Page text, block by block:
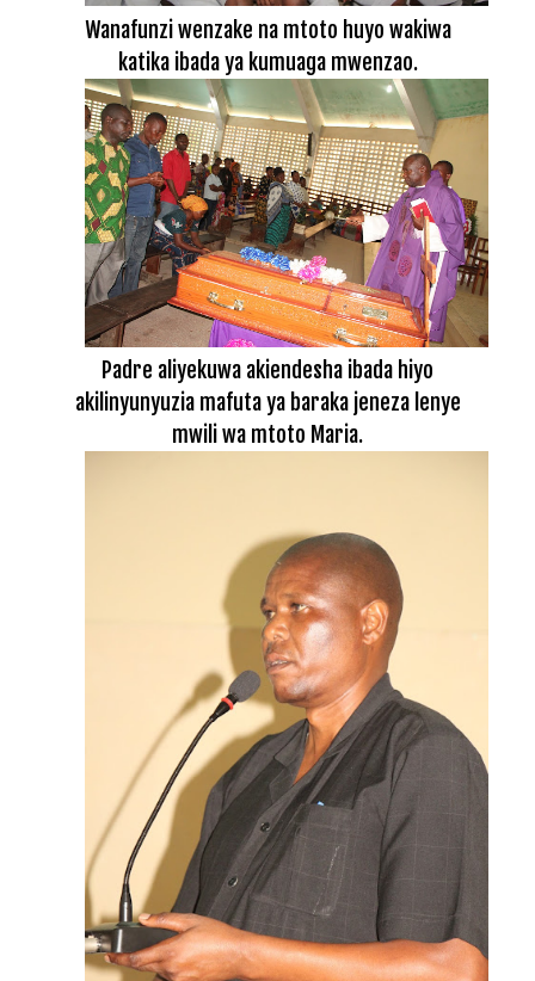
Wanafunzi wenzake na mtoto huyo wakiwa
katika ibada ya kumuaga mwenzao.
Padre aliyekuwa akiendesha ibada hiyo
akilinyunyuzia mafuta ya baraka jeneza lenye
mwili wa mtoto Maria.